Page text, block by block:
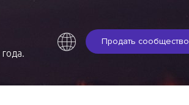
Продать сообщество